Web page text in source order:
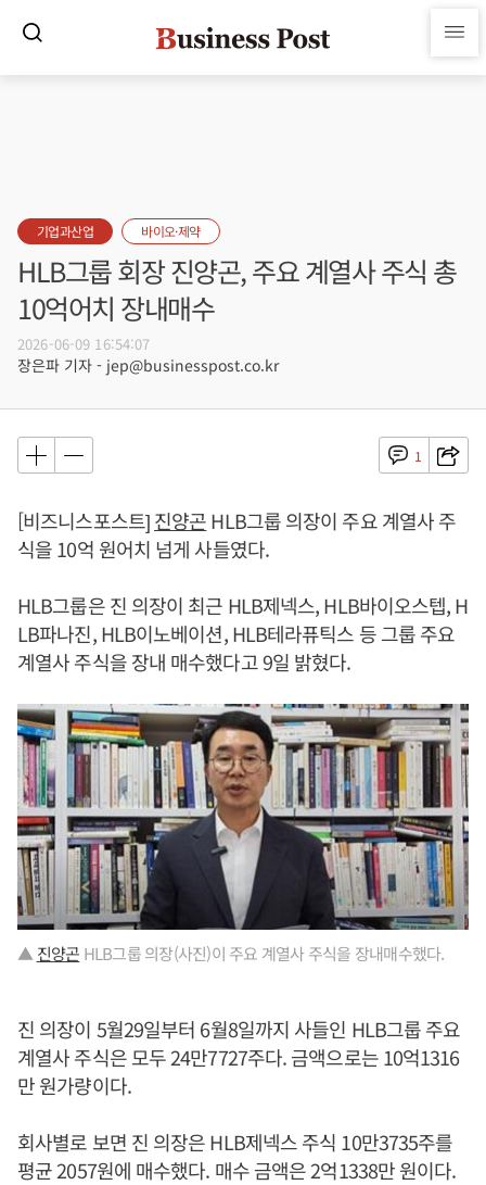
기업과산업 바이오·제약
HLB그룹 회장 진양곤, 주요 계열사 주식 총
10억어치 장내매수
2026-06-09 16:54:07
장은파 기자 - jep@businesspost.co.kr
1
[비즈니스포스트]진양곤HLB그룹 의장이 주요 계열사 주
식을 10억 원어치 넘게 사들였다.
HLB그룹은 진 의장이 최근 HLB제넥스, HLB바이오스텝, H
LB파나진, HLB이노베이션, HLB테라퓨틱스 등 그룹 주요
계열사 주식을 장내 매수했다고 9일 밝혔다.
▲ 진양곤 HLB그룹 의장(사진)이 주요 계열사 주식을 장내매수했다.
진 의장이 5월29일부터 6월8일까지 사들인 HLB그룹 주요
계열사 주식은 모두 24만7727주다. 금액으로는 10억1316
만 원가량이다.
회사별로 보면 진 의장은 HLB제넥스 주식 10만3735주를
평균 2057원에 매수했다. 매수 금액은 2억1338만 원이다.